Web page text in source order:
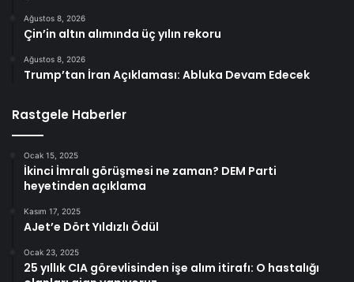
Ağustos 8, 2026
Çin’in altın alımında üç yılın rekoru
Ağustos 8, 2026
Trump’tan İran Açıklaması: Abluka Devam Edecek
Rastgele Haberler
Ocak 15, 2025
İkinci İmralı görüşmesi ne zaman? DEM Parti
heyetinden açıklama
Kasım 17, 2025
AJet’e Dört Yıldızlı Ödül
Ocak 23, 2025
25 yıllık CIA görevlisinden işe alım itirafı: O hastalığı